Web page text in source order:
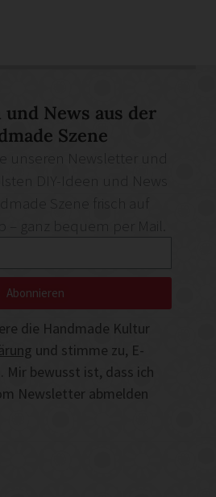
News aus der
Szene
– ganz bequem per Mail.
die Handmade Kultur
und stimme zu, E-
Mir bewusst ist, dass ich
Newsletter abmelden
Abonnieren